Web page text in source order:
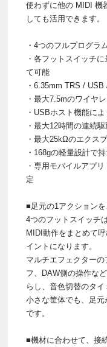
使わずに他の MIDI 機
しても活用できます。
・4つのフルプログラ
・各フットスイッチ
て可能
・6.35mm TRS /
・最大7.5mのワイヤ
・USBホスト機能に
・最大12時間の連続
・最大25kΩのエクス
・168gの軽量設計で
・専用モバイルアプ
定
■足元の1アクション
4つのフットスイッチ
MIDI動作をまとめて
イントになります。
マルチエフェクター
フ、DAW側の操作な
らし、音色切替のタイ
小さな筐体でも、足
です。
■機材に合わせて、接